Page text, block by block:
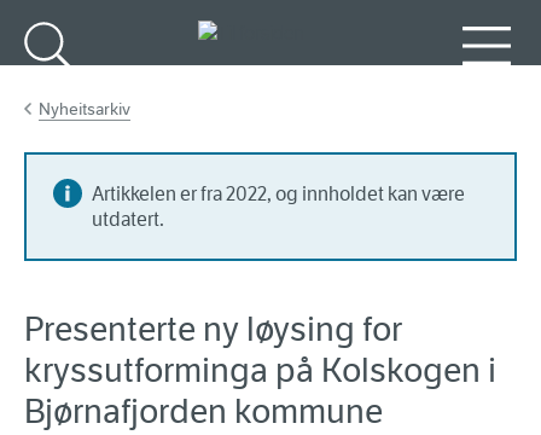
Nyheitsarkiv
Artikkelen er fra 2022, og innholdet kan være
utdatert.
Presenterte ny løysing for
kryssutforminga på Kolskogen i
Bjørnafjorden kommune